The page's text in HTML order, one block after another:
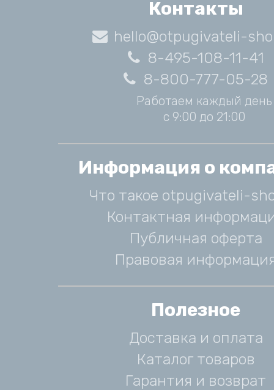
Контакты
hello@otpugivateli-
8-495-108-11-41
8-800-777-05-28
Работаем каждый день
с 9:00 до 21:00
Информация о
Что такое otpugivateli-
Контактная
Публичная оферта
Правовая
Полезное
Доставка и оплата
Каталог товаров
Гарантия и возврат